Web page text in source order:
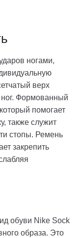
ногами,
верх
Формованный
помогает
также служит
стопы. Ремень
закрепить
обуви Nike Sock
образа. Это